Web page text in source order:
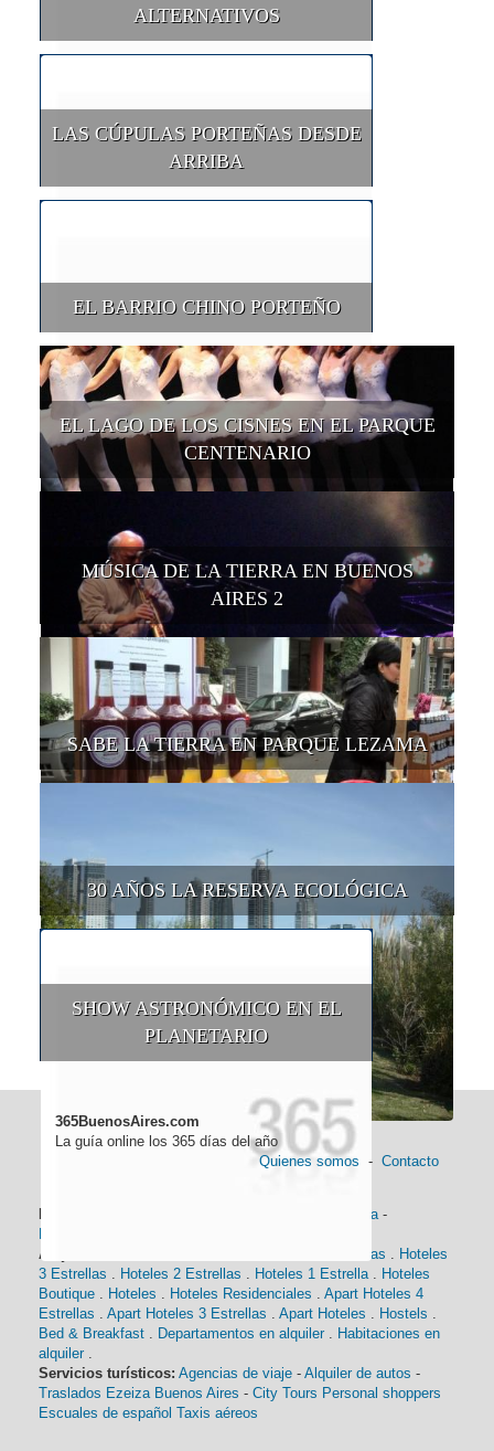
ALTERNATIVOS
LAS CÚPULAS PORTEÑAS DESDE
ARRIBA
EL BARRIO CHINO PORTEÑO
EL LAGO DE LOS CISNES EN EL PARQUE
CENTENARIO
MÚSICA DE LA TIERRA EN BUENOS
AIRES 2
SABE LA TIERRA EN PARQUE LEZAMA
30 AÑOS LA RESERVA ECOLÓGICA
SHOW ASTRONÓMICO EN EL
PLANETARIO
365BuenosAires.com
La guía online los 365 días del año
Quienes somos - Contacto
Información general: Historia -
Distancias
Alojamiento:
Hoteles 4 Estrellas
Hoteles
3 Estrellas
Hoteles 2 Estrellas Hoteles 1 Estrella
Hoteles
Boutique
Hoteles Hoteles Residenciales
Apart Hoteles 4
Estrellas
Apart Hoteles 3 Estrellas Apart Hoteles Hostels
Bed & Breakfast
Departamentos en alquiler
Habitaciones en
alquiler
Servicios turísticos: Agencias de viaje - Alquiler de autos -
Traslados Ezeiza Buenos Aires - City Tours Personal shoppers
Escuales de español Taxis aéreos